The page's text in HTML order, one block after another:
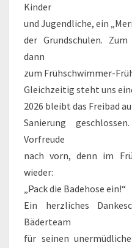
Kinder
und Jugendliche, ein
der Grundschulen.
dann
zum Frühschwimmer-
Gleichzeitig steht uns
2026 bleibt das Freibad
Sanierung
Vorfreude
nach vorn, denn im
wieder:
„Pack die Badehose ein!“
Ein herzliches
Bäderteam
für seinen